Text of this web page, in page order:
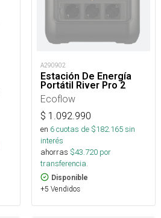
A290902
Estación De Energía
Portátil River Pro 2
Ecoflow
$ 1.092.990
en 6cuotas de $182.165sin
interés
ahorras $43.720 por
transferencia.
Disponible
+5 Vendidos